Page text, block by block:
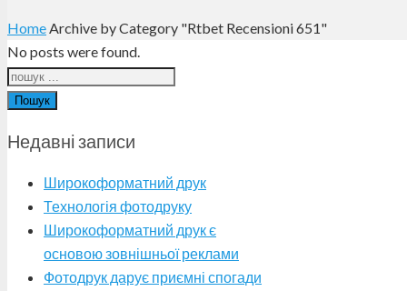
HomeArchive by Category "Rtbet Recensioni 651"
No posts were found.
Пошук
Недавні записи
Широкоформатний друк
Технологія фотодруку
Широкоформатний друк є
основою зовнішньої реклами
Фотодрук дарує приємні спогади